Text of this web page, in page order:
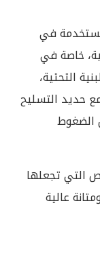
في
خاصة في
التحتية،
حديد التسليح
الضغوط
التي تجعلها
عالية